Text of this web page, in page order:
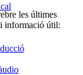
les últimes
informació útil: